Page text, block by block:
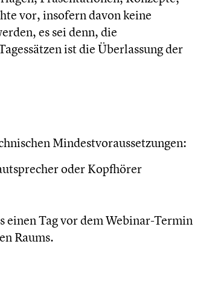
vor, insofern davon keine
es sei denn, die
ist die Überlassung der
Mindestvoraussetzungen:
oder Kopfhörer
einen Tag vor dem Webinar-Termin
Raums.